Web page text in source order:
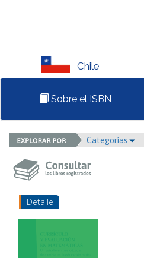
Chile
Sobre el ISBN
Categorías
Detalle